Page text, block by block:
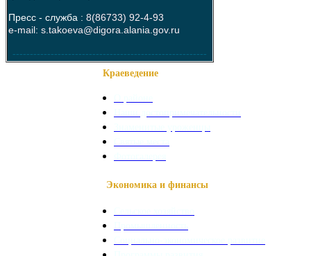
Пресс - служба : 8(86733) 92-4-93
e-mail: s.takoeva@digora.alania.gov.ru
--------------------------------------------------------
Краеведение
Экономика и финансы